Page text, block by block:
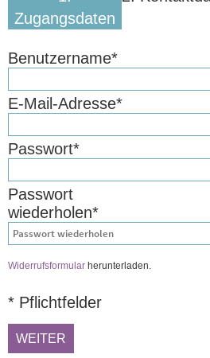
Zugangsdaten
Benutzername*
E-Mail-Adresse*
Passwort*
Passwort
wiederholen*
Widerrufsformular herunterladen.
* Pflichtfelder